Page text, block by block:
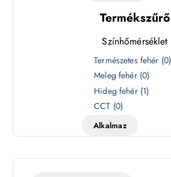
Termékszűrő
Színhőmérséklet
é
Természetes fehér (0)
Meleg fehér (0)
Hideg fehér (1)
CCT (0)
Alkalmaz